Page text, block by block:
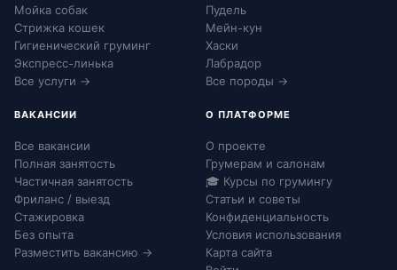
Мойка собак
Стрижка кошек
Гигиенический груминг
Экспресс-линька
Все услуги →
Пудель
Мейн-кун
Хаски
Лабрадор
Все породы →
ВАКАНСИИ
Все вакансии
Полная занятость
Частичная занятость
Фриланс / выезд
Стажировка
Без опыта
Разместить вакансию →
О ПЛАТФОРМЕ
О проекте
Грумерам и салонам
🎓 Курсы по грумингу
Статьи и советы
Конфиденциальность
Условия использования
Карта сайта